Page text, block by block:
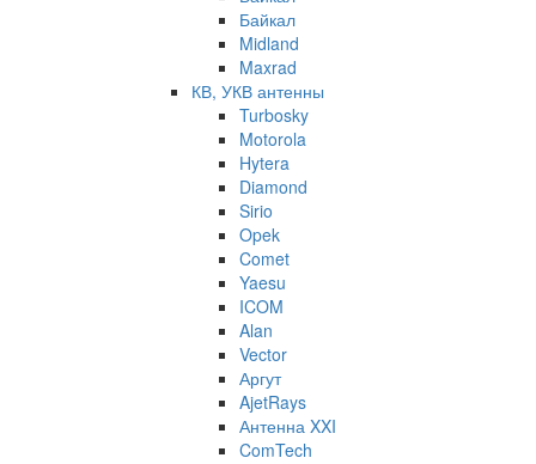
Байкал
Midland
Maxrad
КВ, УКВ антенны
Turbosky
Motorola
Hytera
Diamond
Sirio
Opek
Comet
Yaesu
ICOM
Alan
Vector
Аргут
AjetRays
Антенна XXI
ComTech